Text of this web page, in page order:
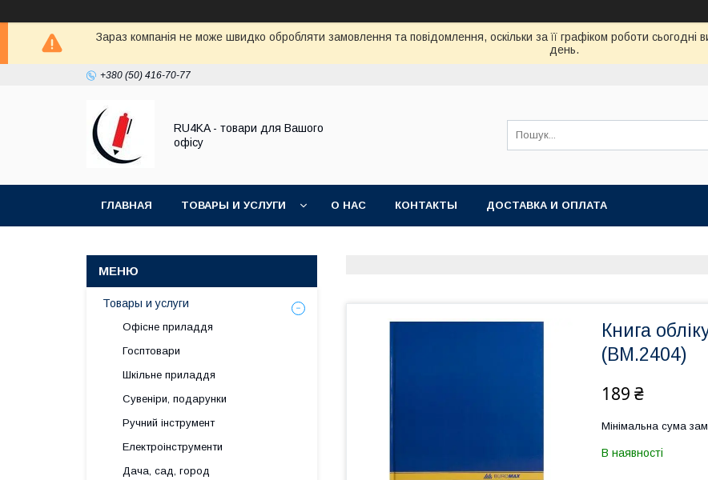
Зараз компанія не може швидко обробляти замовлення та повідомлення, оскільки за її графіком роботи
день.
+380 (50) 416-70-77
RU4KA - товари для Вашого
офісу
ГЛАВНАЯ ТОВАРЫ И УСЛУГИ О НАС КОНТАКТЫ ДОСТАВКА И ОПЛАТА
Книга
(BM.2404)
189 ₴
Мінімальна сума
В наявності
Товары и услуги
Офісне приладдя
Госптовари
Шкільне приладдя
Сувеніри, подарунки
Ручний інструмент
Електроінструменти
Дача, сад, город